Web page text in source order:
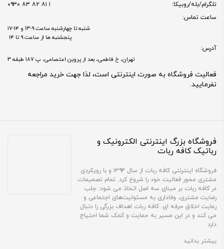
تلگرام/بله/روبیکا:
۱ ۸۱ ۸۲ ۸۳ ۰۹۳۰
ساعت تماس:
شنبه تا چهارشنبه ساعت ۹-۱۳ و ۱۴-۱۷
پنجشنبه ها از ساعت ۹ تا ۱۴
آدرس:
تهران، خ فاطمی، بعد از پروین اعتصامی، پ 187 طبقه 3
فعالیت فروشگاه به صورت اینترنتی است، لذا جهت خرید مراجعه
نفرمایید.
فروشگاه بزرگ اینترنتی الکترونیک و
رباتیک کافه ربات
فروشگاه اینترنتی کافه ربات از سال ۱۳۹۴ و با رویکردی
مشتری محور فعالیت خود را شروع کرد. تمام تصمیمات
در کافه ربات بر مبنای سه اصل اتخاذ می شود: جلب
رضایت مشتری، وفاداری به مسئولیت‌های اجتماعی و
رعایت اخلاق حرفه ای. کافه ربات اهداف بزرگی را دنبال
می کند و در این مسیر به حمایت و کمک شما احتیاج
دارد
بیشتر بدانید